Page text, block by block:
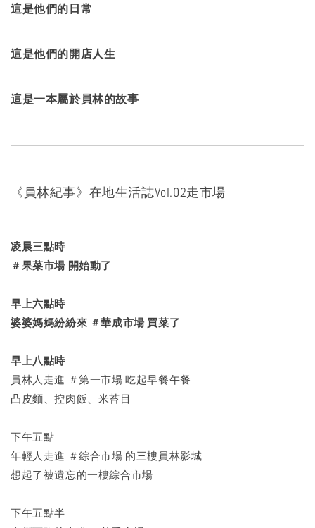
這是他們的日常
這是他們的開店人生
這是一本屬於員林的故事
《員林紀事》在地生活誌Vol.02走市場
凌晨三點時
＃果菜市場 開始動了
早上六點時
婆婆媽媽紛紛來 ＃華成市場 買菜了
早上八點時
員林人走進 ＃第一市場 吃起早餐午餐
凸皮麵、控肉飯、米苔目
下午五點
年輕人走進 ＃綜合市場 的三樓員林影城
想起了被遺忘的一樓綜合市場
下午五點半